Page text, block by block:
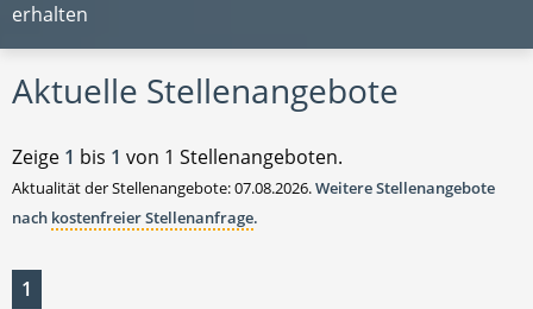
erhalten
Aktuelle Stellenangebote
Zeige 1 bis 1 von 1 Stellenangeboten.
Aktualität der Stellenangebote: 07.08.2026.Weitere Stellenangebote
nach kostenfreier Stellenanfrage.
1